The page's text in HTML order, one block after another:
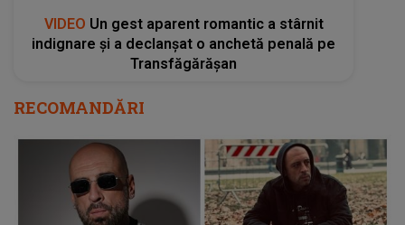
VIDEO Un gest aparent romantic a stârnit
indignare și a declanșat o anchetă penală pe
Transfăgărășan
RECOMANDĂRI